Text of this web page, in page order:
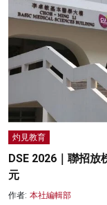
灼見教育
DSE 2026｜聯招放
元
作者: 本社編輯部